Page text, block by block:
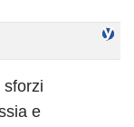
sforzi
e